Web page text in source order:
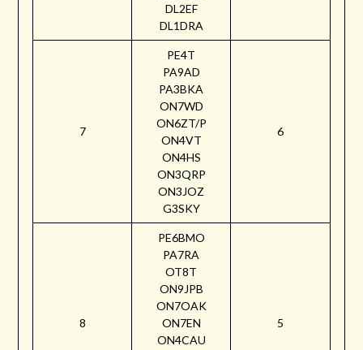
DL2EF
DL1DRA
7
PE4T
PA9AD
PA3BKA
ON7WD
ON6ZT/P
ON4VT
ON4HS
ON3QRP
ON3JOZ
G3SKY
6
8
PE6BMO
PA7RA
OT8T
ON9JPB
ON7OAK
ON7EN
ON4CAU
5